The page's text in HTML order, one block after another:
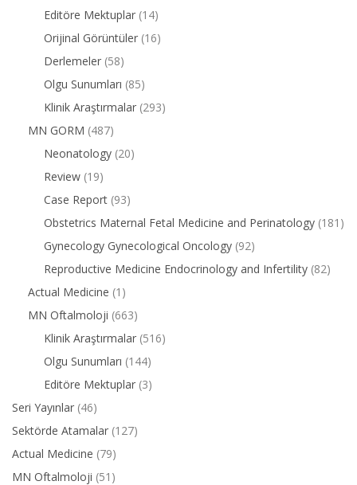
Editöre Mektuplar (14)
Orijinal Görüntüler (16)
Derlemeler (58)
Olgu Sunumları (85)
Klinik Araştırmalar (293)
MN GORM (487)
Neonatology (20)
Review (19)
Case Report (93)
Obstetrics Maternal Fetal Medicine and Perinatology (181)
Gynecology Gynecological Oncology (92)
Reproductive Medicine Endocrinology and Infertility (82)
Actual Medicine (1)
MN Oftalmoloji (663)
Klinik Araştırmalar (516)
Olgu Sunumları (144)
Editöre Mektuplar (3)
Seri Yayınlar (46)
Sektörde Atamalar (127)
Actual Medicine (79)
MN Oftalmoloji (51)